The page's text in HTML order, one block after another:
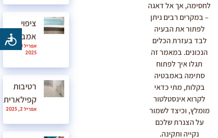
לחסימה, אך אל דאגה
– במקרים רבים ניתן
לפתור את הבעיה
לבד בעזרת הכלים
הנכונים. במאמר זה
תגלו איך לפתוח
סתימה באמבטיה
בקלות, מתי כדאי
לקרוא אינסטלטור
מומלץ, וכיצד לשמור
על הצנרת שלכם
נקייה ותקינה.
ציפוי
אמבטיה
2025
רטיבות
קפילארית
אפריל 2, 2025